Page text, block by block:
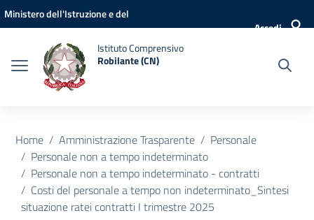
Vai ai contenuti
Vai al menu di navigazione
Vai al footer
Ministero dell'Istruzione e del
Accedi
Istituto Comprensivo
Robilante (CN)
Home Amministrazione Trasparente
Personale
Personale non a tempo indeterminato
Personale non a tempo indeterminato - contratti
Costi del personale a tempo non indeterminato_Sintesi
situazione ratei contratti I trimestre 2025